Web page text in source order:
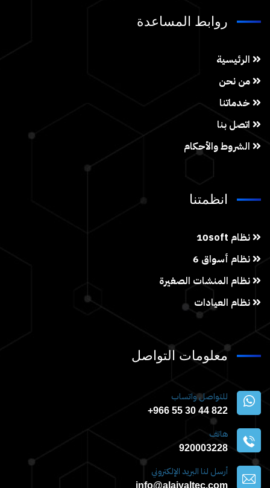
روابط المساعدة
الرئيسية
من نحن
خدماتنا
اتصل بنا
الشروط والأحكام
انظمتنا
نظام 10soft
نظام أسواق 6
نظام المنشات الصغيرة
نظام العيادات
معلومات التواصل
للتواصل واتساب
822 44 30 55 966+
هاتف
920003228
أرسل لنا البريد الإلكتروني
info@alajyaltec.com